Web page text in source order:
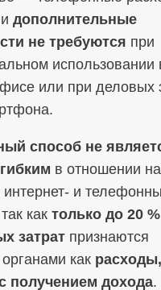
дополнительные
не требуются при
использовании
или при деловых
способ не
в отношении
и
как только до 20 %
затрат признаются
как расходы,
получением дохода.